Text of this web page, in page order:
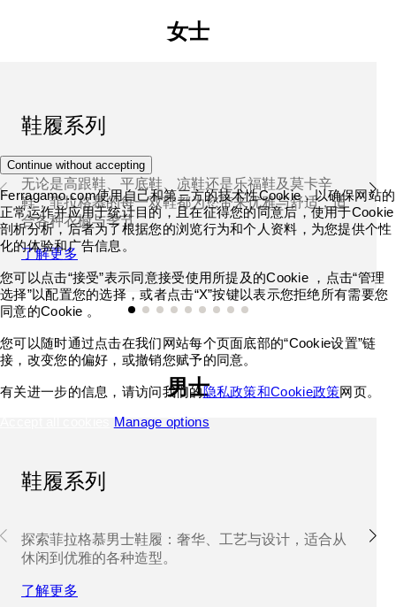
女士
鞋履系列
无论是高跟鞋、平底鞋、凉鞋还是乐福鞋及莫卡辛
鞋，菲拉格慕的每一双鞋都为您带来优雅与舒适，适
合各种衣橱与季节。
了解更多
男士
鞋履系列
探索菲拉格慕男士鞋履：奢华、工艺与设计，适合从
休闲到优雅的各种造型。
了解更多
Continue without accepting
Ferragamo.com使用自己和第三方的技术性Cookie，以确保网站的
正常运作并应用于统计目的，且在征得您的同意后，使用于Cookie
剖析分析，后者为了根据您的浏览行为和个人资料，为您提供个性
化的体验和广告信息。
您可以点击“接受”表示同意接受使用所提及的Cookie ，点击“管理
选择”以配置您的选择，或者点击“X”按键以表示您拒绝所有需要您
同意的Cookie 。
您可以随时通过点击在我们网站每个页面底部的“Cookie设置”链
接，改变您的偏好，或撤销您赋予的同意。
有关进一步的信息，请访问我们的隐私政策和Cookie政策网页。
Manage options